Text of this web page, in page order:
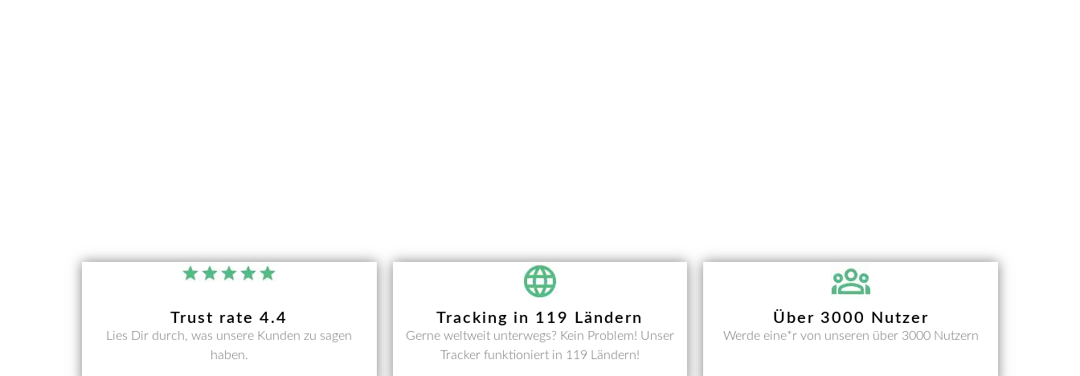
Trust rate 4.4
Lies Dir durch, was unsere Kunden zu sagen
haben.
Tracking in 119 Ländern
Gerne weltweit unterwegs? Kein Problem! Unser
Tracker funktioniert in 119 Ländern!
Über 3000 Nutzer
Werde eine*r von unseren über 3000 Nutzern